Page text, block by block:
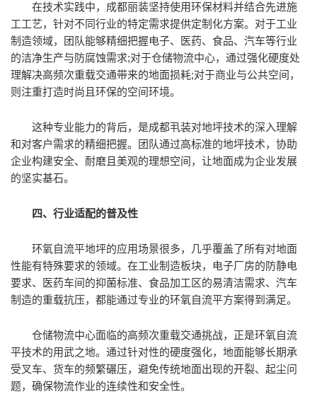
在技术实践中，成都丽装坚持使用环保材料并结合先进施
工工艺，针对不同行业的特定需求提供定制化方案。对于工业
制造领域，团队能够精细把握电子、医药、食品、汽车等行业
的洁净生产与防腐蚀需求;对于仓储物流中心，通过强化硬度处
理解决高频次重载交通带来的地面损耗;对于商业与公共空间，
则注重打造时尚且环保的空间环境。
这种专业能力的背后，是成都丮装对地坪技术的深入理解
和对客户需求的精细把握。团队通过高标准的地坪技术，协助
企业构建安全、耐磨且美观的理想空间，让地面成为企业发展
的坚实基石。
四、行业适配的普及性
环氧自流平地坪的应用场景很多，几乎覆盖了所有对地面
性能有特殊要求的领域。在工业制造板块，电子厂房的防静电
要求、医药车间的抑菌标准、食品加工区的易清洁需求、汽车
制造的重载抗压，都能通过专业的环氧自流平方案得到满足。
仓储物流中心面临的高频次重载交通挑战，正是环氧自流
平技术的用武之地。通过针对性的硬度强化，地面能够长期承
受叉车、货车的频繁碾压，避免传统地面出现的开裂、起尘问
题，确保物流作业的连续性和安全性。